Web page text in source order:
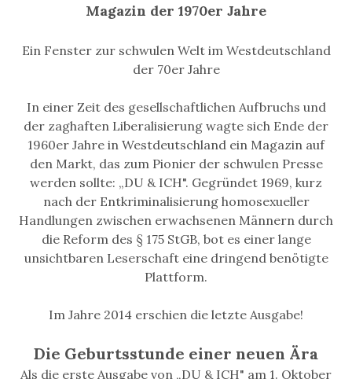
Magazin der 1970er Jahre
Ein Fenster zur schwulen Welt im Westdeutschland
der 70er Jahre
In einer Zeit des gesellschaftlichen Aufbruchs und
der zaghaften Liberalisierung wagte sich Ende der
1960er Jahre in Westdeutschland ein Magazin auf
den Markt, das zum Pionier der schwulen Presse
werden sollte: „DU & ICH". Gegründet 1969, kurz
nach der Entkriminalisierung homosexueller
Handlungen zwischen erwachsenen Männern durch
die Reform des § 175 StGB, bot es einer lange
unsichtbaren Leserschaft eine dringend benötigte
Plattform.
Im Jahre 2014 erschien die letzte Ausgabe!
Die Geburtsstunde einer neuen Ära
Als die erste Ausgabe von „DU & ICH" am 1. Oktober